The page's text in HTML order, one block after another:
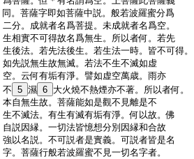
同。菩薩字即如菩薩中説。般若波羅蜜分爲
二分。成就者名爲菩提。未成就者名爲空。
生相實不可得故名爲無生。所以者何。若先
生後法。若先法後生。若生法一時。皆不可得。
如先説無生故無滅。若法不生不滅如虚
空。云何有垢有淨。譬如虚空萬歳。雨亦
不 5 濕 6 大火燒不熱煙亦不著。所以者何。
本自無生故。菩薩能如是觀不見離是不
生不滅法。有生有滅有垢有淨。何以故。佛
自説因縁。一切法皆憶想分別因縁和合故
強以名説。不可説者是實義。可説者皆是名
字。菩薩行般若波羅蜜不見一切名字者。